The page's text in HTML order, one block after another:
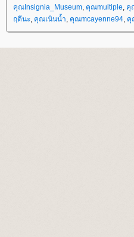
คุณInsignia_Museum, คุณmultiple, คุ
ฤดีนะ, คุณเนินน้ำ, คุณmcayenne94, คุ